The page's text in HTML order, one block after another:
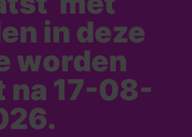
in deze
worden
17-08-